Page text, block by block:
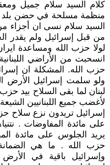
كلام السيد سلام جميل
منظمة مسلحة في حضن بلد
السيد سلام نسى ان أجزاء
من قبل إسرائيل ولم يقدر
لولا حزب الله ومساعدة
انسحبت من الأراضي
حزب الله. المشكلة ان
ولو سلمت إسرائيل الأرض
لبنان لما بقى السلاح بيد
لأغضب جميع اللبنانيين
إسرائيل تريدون نزع سلاح
على مائدة المفاوضات .
يريد الجلوس على مائدة
حزب الله . ما هي
وإسرائيل باقية في